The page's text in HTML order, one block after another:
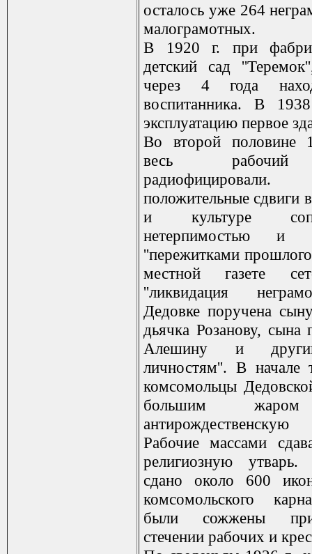
осталось уже 264
малограмотных.
В 1920 г. при
детский сад
через 4 года
воспитанника. В
эксплуатацию первое
Во второй половине
весь рабочий
положительные сдвиги
и культуре
нетерпимостью и
''пережитками
местной газете
''ликвидация
Дедовке поручена
дьячка Розанову,
Алешину и
личностям''. В начале
комсомольцы
большим жаром
Рабочие массами
религиозную
сдано около 600
комсомольского
были сожжены
стечении рабочих и